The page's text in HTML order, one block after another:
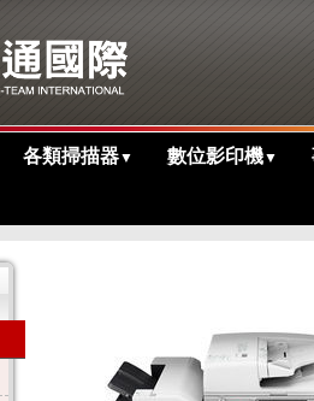
各類掃描器▼ 數位影印機▼